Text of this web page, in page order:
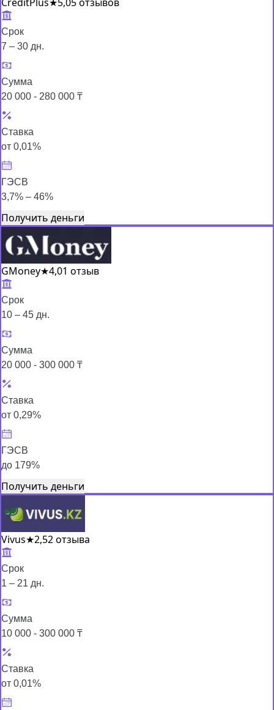
Срок
7 – 30 дн.
Сумма
20 000 - 280 000 ₸
Ставка
от 0,01%
ГЭСВ
3,7% – 46%
Получить деньги
GMoney★4,01 отзыв
Срок
10 – 45 дн.
Сумма
20 000 - 300 000 ₸
Ставка
от 0,29%
ГЭСВ
до 179%
Получить деньги
Vivus★2,52 отзыва
Срок
1 – 21 дн.
Сумма
10 000 - 300 000 ₸
Ставка
от 0,01%